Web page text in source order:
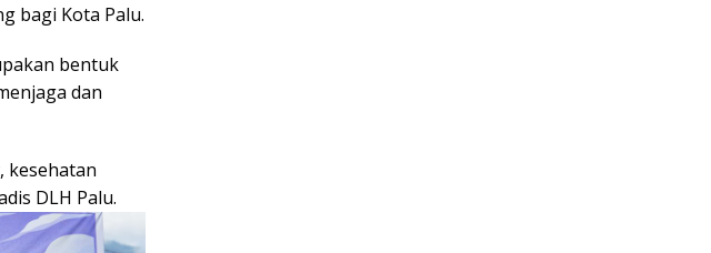
bagi Kota Palu.
bentuk
dan
kesehatan
DLH Palu.